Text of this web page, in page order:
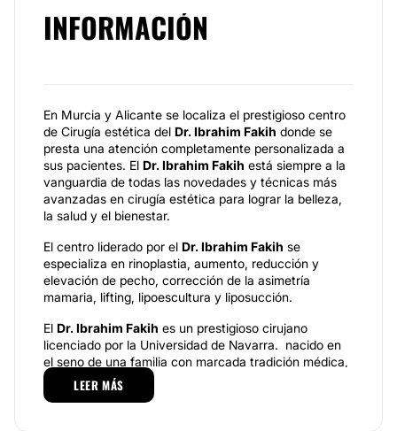
INFORMACIÓN
En Murcia y Alicante se localiza el prestigioso centro
de Cirugía estética del Dr. Ibrahim Fakih donde se
presta una atención completamente personalizada a
sus pacientes. El Dr. Ibrahim Fakih está siempre a la
vanguardia de todas las novedades y técnicas más
avanzadas en cirugía estética para lograr la belleza,
la salud y el bienestar.
El centro liderado por el Dr. Ibrahim Fakih se
especializa en rinoplastia, aumento, reducción y
elevación de pecho, corrección de la asimetría
mamaria, lifting, lipoescultura y liposucción.
El Dr. Ibrahim Fakih es un prestigioso cirujano
licenciado por la Universidad de Navarra. nacido en
el seno de una familia con marcada tradición médica,
comenzó su experiencia en el mundo de la cirugía
con su padre, un renombrado cirujano en el Líbano.
LEER MÁS